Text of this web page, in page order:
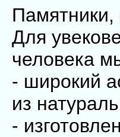
Памятники,
Для
человека
- широкий
из
-